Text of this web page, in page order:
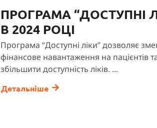
ПРОГРАМА “ДОСТУПНІ
В 2024 РОЦІ
Програма “Доступні ліки” дозволяє
фінансове навантаження на пацієнтів
збільшити доступність ліків. ...
Детальніше